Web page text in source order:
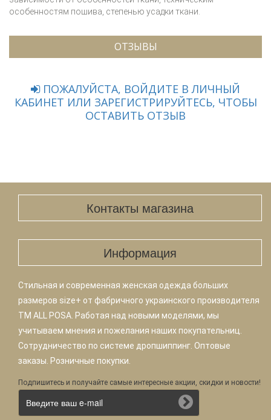
особенностям пошива, степенью усадки ткани.
ОТЗЫВЫ
ПОЖАЛУЙСТА, ВОЙДИТЕ В ЛИЧНЫЙ
КАБИНЕТ ИЛИ ЗАРЕГИСТРИРУЙТЕСЬ, ЧТОБЫ
ОСТАВИТЬ ОТЗЫВ
Контакты магазина
Информация
Стильная и современная женская одежда больших
размеров size+ от фабричного украинского производителя
TM ALL POSA. Работая над новыми моделями, мы
учитываем мнения и пожелания наших покупательниц.
Сотрудничество по системе дропшиппинг. Оптовые
заказы. Розничные покупки.
Подпишитесь и получайте самые интересные акции, скидки и новости!